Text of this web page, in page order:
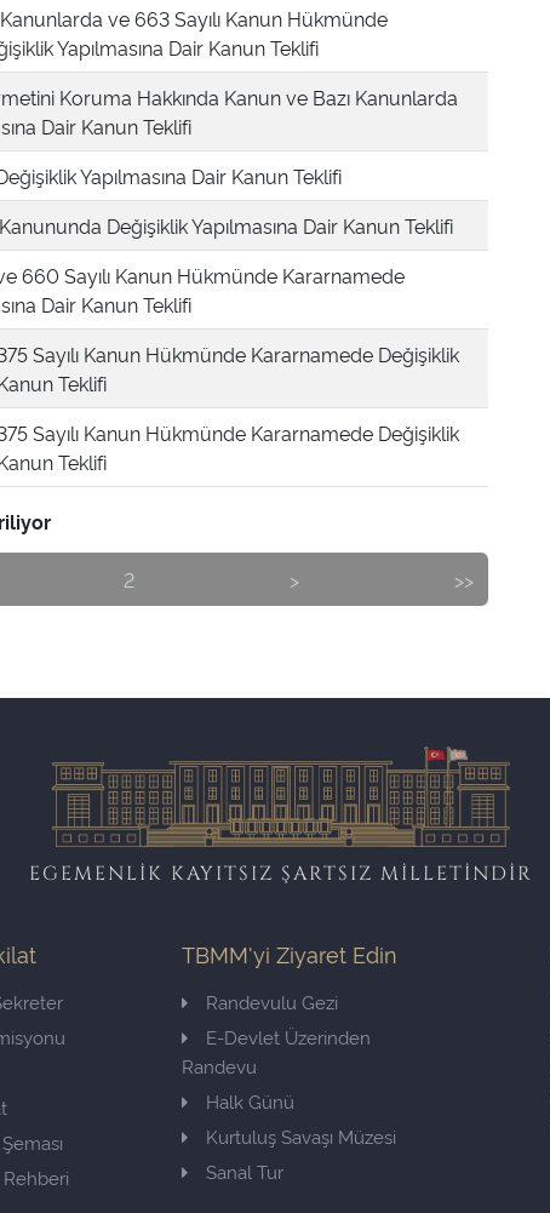
Kanunlarda ve 663 Sayılı Kanun Hükmünde
Yapılmasına Dair Kanun Teklifi
Koruma Hakkında Kanun ve Bazı Kanunlarda
Dair Kanun Teklifi
Yapılmasına Dair Kanun Teklifi
Değişiklik Yapılmasına Dair Kanun Teklifi
660 Sayılı Kanun Hükmünde Kararnamede
Dair Kanun Teklifi
Sayılı Kanun Hükmünde Kararnamede Değişiklik
Teklifi
Sayılı Kanun Hükmünde Kararnamede Değişiklik
Teklifi
2 > >>
EGEMENLİK KAYITSIZ ŞARTSIZ MİLLETİNDİR
TBMM'yi Ziyaret Edin
Randevulu Gezi
E-Devlet Üzerinden
Randevu
Halk Günü
Kurtuluş Savaşı Müzesi
Sanal Tur